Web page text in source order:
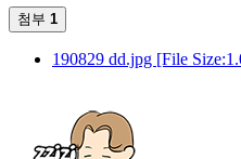
첨부 1
190829 dd.jpg [File